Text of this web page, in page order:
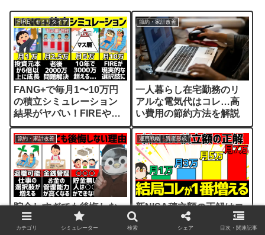
FIRE・セミリタイア
FANG+で毎月1〜10万円
の積立シミュレーション
結果がヤバい！FIREやセ
ミリタイアも狙えるか？
節約・家計改善
一人暮らし在宅勤務のリ
アルな電気代はコレ…高
い費用の節約方法を解説
節約・家計改善
貯金しすぎても後悔しな
い理由5選！無職3年&資産
1000万円の20代が解説
運用戦略・資産形成
新NISA積立額の正解はコ
レ！年齢別オススメ積立
額
カテゴリ シミュレーター 検索 シェア 目次・関連記事